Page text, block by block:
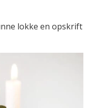
lokke en opskrift